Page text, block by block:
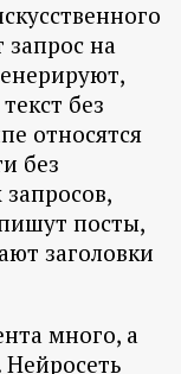
на
без
относятся
без
посты,
заголовки
много, а